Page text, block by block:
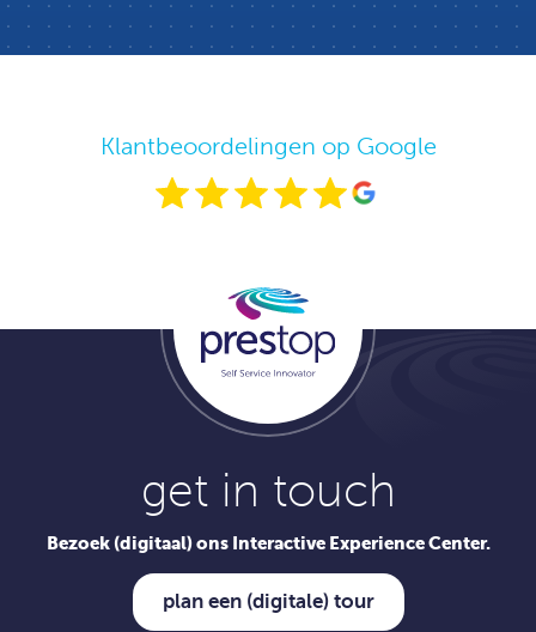
Klantbeoordelingen op Google
get in touch
Bezoek (digitaal) ons Interactive Experience Center.
plan een (digitale) tour